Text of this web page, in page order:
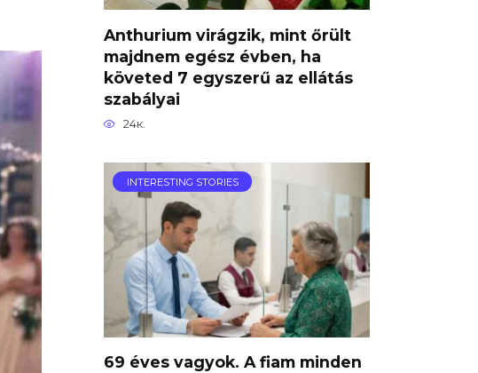
Anthurium virágzik, mint őrült
majdnem egész évben, ha
követed 7 egyszerű az ellátás
szabályai
24к.
INTERESTING STORIES
69 éves vagyok. A fiam minden